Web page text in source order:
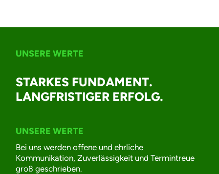
UNSERE WERTE
STARKES FUNDAMENT.
LANGFRISTIGER ERFOLG.
UNSERE WERTE
Bei uns werden offene und ehrliche
Kommunikation, Zuverlässigkeit und Termintreue
groß geschrieben.